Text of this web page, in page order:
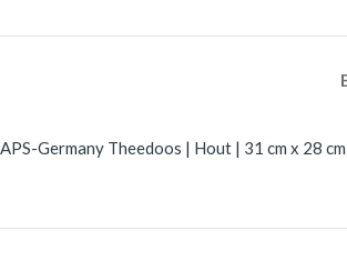
APS-Germany Theedoos | Hout | 31 cm x 28